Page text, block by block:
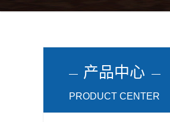
产品中心
PRODUCT CENTER